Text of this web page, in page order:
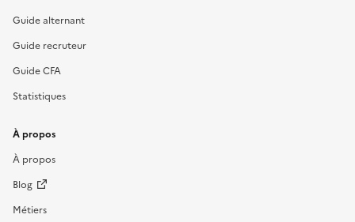
Guide alternant
Guide recruteur
Guide CFA
Statistiques
À propos
À propos
Blog
Métiers